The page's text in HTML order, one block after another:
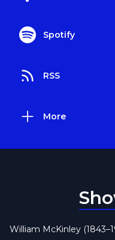
Spotify
RSS
More
William McKinley